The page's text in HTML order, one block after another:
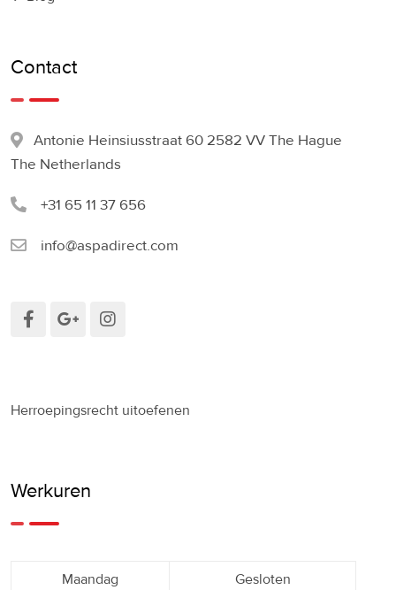
Contact
Antonie Heinsiusstraat 60 2582 VV The Hague
The Netherlands
+31 65 11 37 656
info@aspadirect.com
Herroepingsrecht uitoefenen
Werkuren
Maandag Gesloten